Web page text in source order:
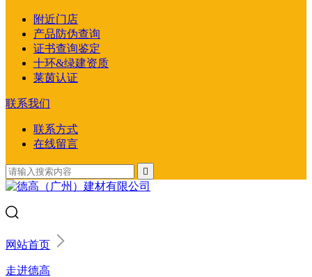
附近门店
产品防伪查询
证书查询鉴定
十环&绿建资质
莱茵认证
联系我们
联系方式
在线留言

网站首页
走进德高